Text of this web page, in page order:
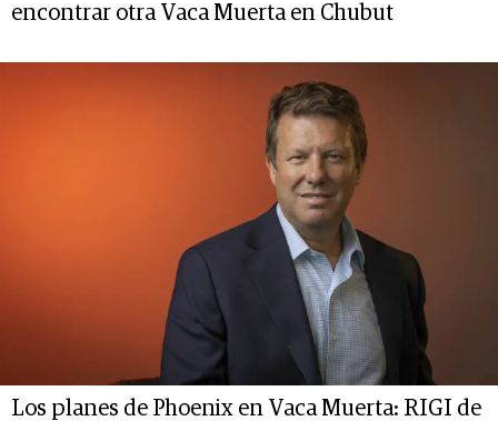
encontrar otra Vaca Muerta en Chubut
Los planes de Phoenix en Vaca Muerta: RIGI de